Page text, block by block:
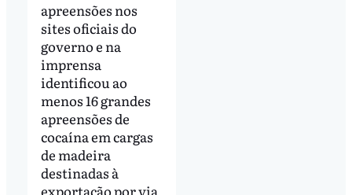
apreensões nos
sites oficiais do
governo e na
imprensa
identificou ao
menos 16 grandes
apreensões de
cocaína em cargas
de madeira
destinadas à
exportação por via